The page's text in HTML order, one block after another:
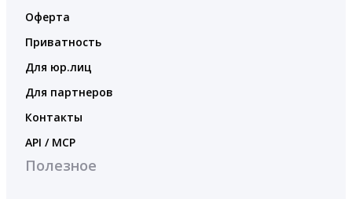
Оферта
Приватность
Для юр.лиц
Для партнеров
Контакты
API / MCP
Полезное